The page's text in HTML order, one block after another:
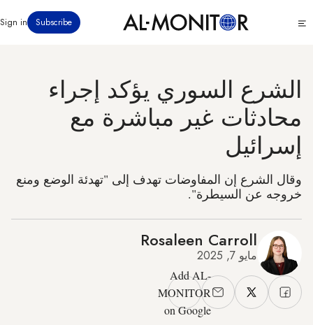
إلى
Subscribe
Sign in
الشرع السوري يؤكد إجراء
محادثات غير مباشرة مع
إسرائيل
وقال الشرع إن المفاوضات تهدف إلى "تهدئة الوضع ومنع
خروجه عن السيطرة".
Rosaleen Carroll
مايو 7, 2025
Add AL-
MONITOR
on Google